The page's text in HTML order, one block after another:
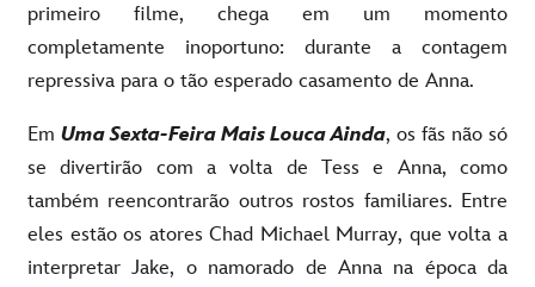
primeiro filme, chega em um momento
completamente inoportuno: durante a contagem
repressiva para o tão esperado casamento de Anna.
Em Uma Sexta-Feira Mais Louca Ainda, os fãs não só
se divertirão com a volta de Tess e Anna, como
também reencontrarão outros rostos familiares. Entre
eles estão os atores Chad Michael Murray, que volta a
interpretar Jake, o namorado de Anna na época da